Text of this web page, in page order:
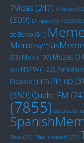
7Vidas (247) Artículo
(309) Drojas (70) FALSO
de Bonox(81)
(83) Mola (107) Mozas
(60) NSFW(122)
Picante (117) Pin up
(350) Quake FM
(7855) Satisfactorio
Tessa (63) That's racist! (77)